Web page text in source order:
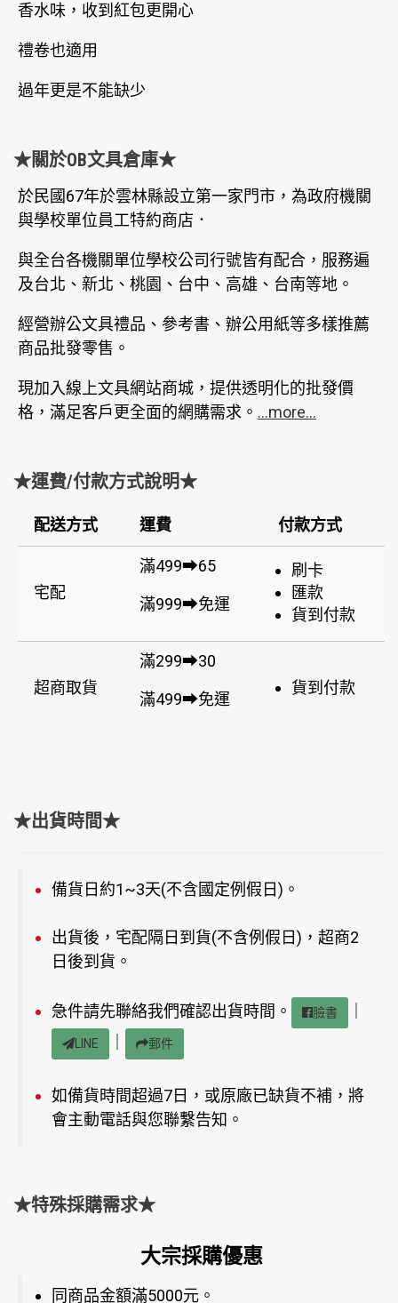
香水味，收到紅包更開心
禮卷也適用
過年更是不能缺少
★關於OB文具倉庫★
於民國67年於雲林縣設立第一家門市，為政府機關
與學校單位員工特約商店．
與全台各機關單位學校公司行號皆有配合，服務遍
及台北、新北、桃園、台中、高雄、台南等地。
經營辦公文具禮品、參考書、辦公用紙等多樣推薦
商品批發零售。
現加入線上文具網站商城，提供透明化的批發價
格，滿足客戶更全面的網購需求。 ...more...
★運費/付款方式說明★
配送方式 運費 付款方式
宅配
滿499➡65
滿999➡免運
刷卡
匯款
貨到付款
超商取貨
滿299➡30
滿499➡免運
貨到付款
★出貨時間★
備貨日約1~3天(不含國定例假日)。
出貨後，宅配隔日到貨(不含例假日)，超商2
日後到貨。
急件請先聯絡我們確認出貨時間。 臉書
LINE 郵件
如備貨時間超過7日，或原廠已缺貨不補，將
會主動電話與您聯繫告知。
★特殊採購需求★
大宗採購優惠
同商品金額滿5000元。